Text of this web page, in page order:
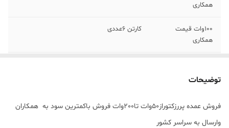
همکاری
100وات قیمت
همکاری
کارتن 6عددی
توضیحات
فروش عمده پررزکتوراز50وات تا200وات فروش باکمترین سود به همکاران
وارسال به سراسر کشور